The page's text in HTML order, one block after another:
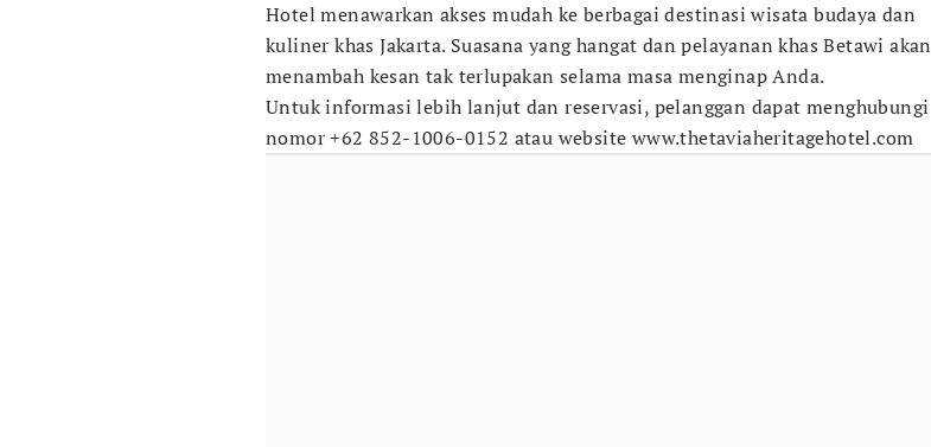
Hotel menawarkan akses mudah ke berbagai destinasi wisata budaya dan
kuliner khas Jakarta. Suasana yang hangat dan pelayanan khas Betawi akan
menambah kesan tak terlupakan selama masa menginap Anda.
Untuk informasi lebih lanjut dan reservasi, pelanggan dapat menghubungi
nomor +62 852-1006-0152 atau website www.thetaviaheritagehotel.com